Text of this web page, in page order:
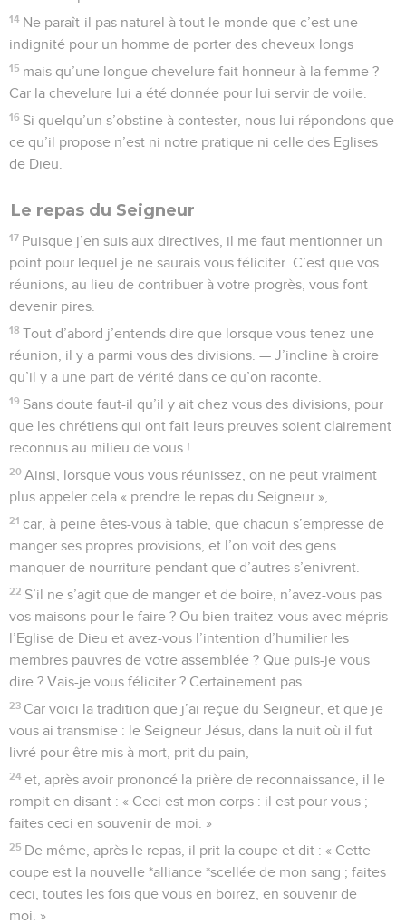
14 Ne paraît-il pas naturel à tout le monde que c’est une
indignité pour un homme de porter des cheveux longs
15 mais qu’une longue chevelure fait honneur à la femme ?
Car la chevelure lui a été donnée pour lui servir de voile.
16 Si quelqu’un s’obstine à contester, nous lui répondons que
ce qu’il propose n’est ni notre pratique ni celle des Eglises
de Dieu.
Le repas du Seigneur
17 Puisque j’en suis aux directives, il me faut mentionner un
point pour lequel je ne saurais vous féliciter. C’est que vos
réunions, au lieu de contribuer à votre progrès, vous font
devenir pires.
18 Tout d’abord j’entends dire que lorsque vous tenez une
réunion, il y a parmi vous des divisions. — J’incline à croire
qu’il y a une part de vérité dans ce qu’on raconte.
19 Sans doute faut-il qu’il y ait chez vous des divisions, pour
que les chrétiens qui ont fait leurs preuves soient clairement
reconnus au milieu de vous !
20 Ainsi, lorsque vous vous réunissez, on ne peut vraiment
plus appeler cela « prendre le repas du Seigneur »,
21 car, à peine êtes-vous à table, que chacun s’empresse de
manger ses propres provisions, et l’on voit des gens
manquer de nourriture pendant que d’autres s’enivrent.
22 S’il ne s’agit que de manger et de boire, n’avez-vous pas
vos maisons pour le faire ? Ou bien traitez-vous avec mépris
l’Eglise de Dieu et avez-vous l’intention d’humilier les
membres pauvres de votre assemblée ? Que puis-je vous
dire ? Vais-je vous féliciter ? Certainement pas.
23 Car voici la tradition que j’ai reçue du Seigneur, et que je
vous ai transmise : le Seigneur Jésus, dans la nuit où il fut
livré pour être mis à mort, prit du pain,
24 et, après avoir prononcé la prière de reconnaissance, il le
rompit en disant : « Ceci est mon corps : il est pour vous ;
faites ceci en souvenir de moi. »
25 De même, après le repas, il prit la coupe et dit : « Cette
coupe est la nouvelle *alliance *scellée de mon sang ; faites
ceci, toutes les fois que vous en boirez, en souvenir de
moi. »